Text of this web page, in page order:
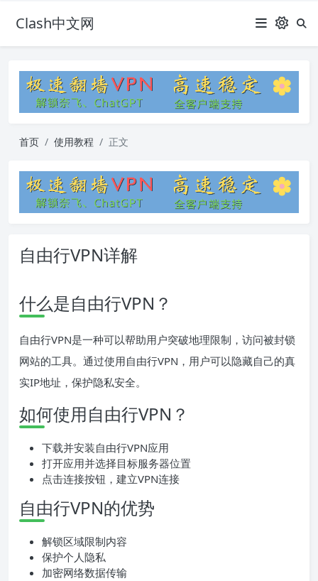
Clash中文网
首页 使用教程 正文
自由行VPN详解
什么是自由行VPN？
自由行VPN是一种可以帮助用户突破地理限制，访问被封锁
网站的工具。通过使用自由行VPN，用户可以隐藏自己的真
实IP地址，保护隐私安全。
如何使用自由行VPN？
下载并安装自由行VPN应用
打开应用并选择目标服务器位置
点击连接按钮，建立VPN连接
自由行VPN的优势
解锁区域限制内容
保护个人隐私
加密网络数据传输